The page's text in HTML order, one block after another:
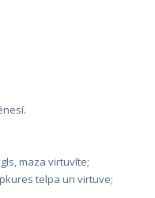
maza virtuvīte;
telpa un virtuve;